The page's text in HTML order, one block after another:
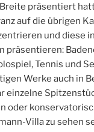
präsentiert
auf die übrigen
und diese
präsentieren:
Tennis und
Werke auch in
einzelne
oder
Villa zu sehen